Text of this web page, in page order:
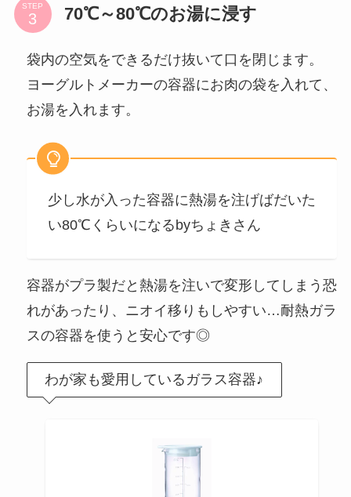
STEP 70℃～80℃のお湯に浸す
袋内の空気をできるだけ抜いて口を閉じます。
ヨーグルトメーカーの容器にお肉の袋を入れて、
お湯を入れます。
少し水が入った容器に熱湯を注げばだいた
い80℃くらいになるbyちょきさん
容器がプラ製だと熱湯を注いで変形してしまう恐
れがあったり、ニオイ移りもしやすい…耐熱ガラ
スの容器を使うと安心です◎
わが家も愛用しているガラス容器♪